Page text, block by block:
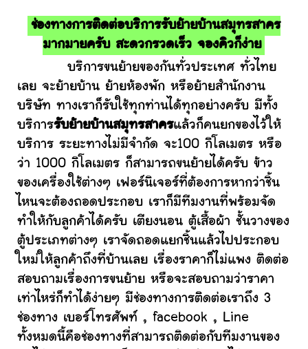
ช่องทางการติดต่อบริการรับย้ายบ้านสมุทรสาคร
มากมายครับ สะดวกรวดเร็ว จองคิวก็ง่าย
บริการขนย้ายของกันทั่วประเทศ ทั่วไทย
เลย จะย้ายบ้าน ย้ายห้องพัก หรือย้ายสำนักงาน
บริษัท ทางเราก็รับใช้ทุกท่านได้ทุกอย่างครับ มีทั้ง
บริการรับย้ายบ้านสมุทรสาครแล้วก็คนยกของไว้ให้
บริการ ระยะทางไม่มีจำกัด จะ100 กิโลเมตร หรือ
ว่า 1000 กิโลเมตร ก็สามารถขนย้ายได้ครับ ข้าว
ของเครื่องใช้ต่างๆ เฟอร์นิเจอร์ที่ต้องการหากว่าชิ้น
ไหนจะต้องถอดประกอบ เราก็มีทีมงานที่พร้อมจัด
ทำให้กับลูกค้าได้ครับ เตียงนอน ตู้เสื้อผ้า ชั้นวางของ
ตู้ประเภทต่างๆ เราจัดถอดแยกชิ้นแล้วไปประกอบ
ใหม่ให้ลูกค้าถึงที่บ้านเลย เรื่องราคาก็ไม่แพง ติดต่อ
สอบถามเรื่องการขนย้าย หรือจะสอบถามว่าราคา
เท่าไหร่ก็ทำได้ง่ายๆ มีช่องทางการติดต่อเราถึง 3
ช่องทาง เบอร์โทรศัพท์ , facebook , Line
ทั้งหมดนี้คือช่องทางที่สามารถติดต่อกับทีมงานของ